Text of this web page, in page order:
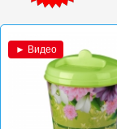
► Видео